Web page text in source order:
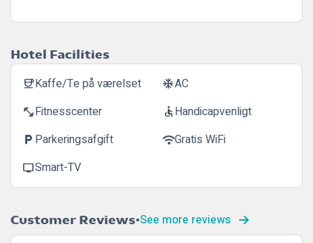
Hotel Facilities
coffeeKaffe/Te på værelset ac_unitAC
fitness_centerFitnesscenter accessibleHandicapvenligt
local_parking Parkeringsafgift wifiGratis WiFi
tvSmart-TV
Customer Reviews See more reviews